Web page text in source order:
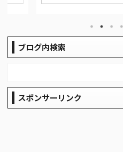
に温泉もありさいこ
タープをインストー
ね上げました！
プポール（直径
す。これが1人でター
かに便利なんです い
ブログ内検索
スポンサーリンク